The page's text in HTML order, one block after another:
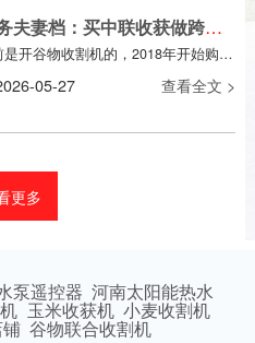
农机服务夫妻档：买中联收获做跨区，比在外面打工强多了！
“我们之前是开谷物收割机的，2018年开始购买花生机之后，就认准中联收获这个牌子了。”家住河南驻马店的张女士夫妻俩是当地入行多年的农机专业户了。张女士表示，早些年她们夫妻俩一直开着收割机跑跨区作业，收小麦、收水稻，爱人在车上干活，她负责找活和量地收费用，靠着勤快肯干日子过得有声有色。近年来，小麦机收服务市场已经趋于过剩，大地块不好找，钱自然也不好挣。早些年的时候，张女士的爱人在...
05-27 查看全文 >
更多
泵遥控器 河南太阳能热水
玉米收获机 小麦收割机
谷物联合收割机